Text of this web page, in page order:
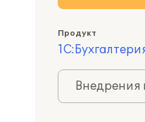
Продукт
Внедрения